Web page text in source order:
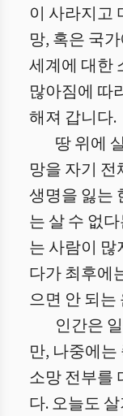
이 사라지고
망, 혹은 국
세계에 대한
많아짐에 따
해져 갑니다.
땅 위에
망을 자기
생명을 잃는
는 살 수 없
는 사람이 많
다가 최후에
으면 안 되는
인간은
만, 나중에
소망 전부를
다. 오늘도